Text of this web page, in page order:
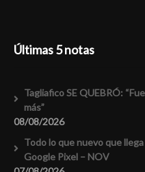
Últimas 5 notas
Tagliafico SE QUEBRÓ:
más”
08/08/2026
Todo lo que nuevo que
Google Pixel – NOV